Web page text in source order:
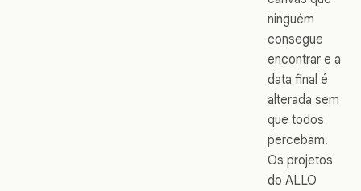
ninguém
consegue
encontrar e a
data final é
alterada sem
que todos
percebam.
Os projetos
do ALLO